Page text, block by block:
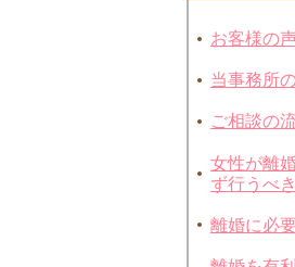
お客様の
当事務所
ご相談の
女性が離
ず行うべ
離婚に必